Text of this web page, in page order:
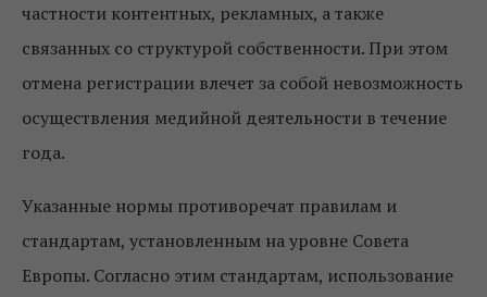
частности контентных, рекламных, а также
связанных со структурой собственности. При этом
отмена регистрации влечет за собой невозможность
осуществления медийной деятельности в течение
года.
Указанные нормы противоречат правилам и
стандартам, установленным на уровне Совета
Европы. Согласно этим стандартам, использование